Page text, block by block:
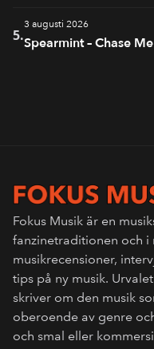
5.
3 augusti 2026
Spearmint – Chase Me
Fokus Musik är en
fanzinetraditionen och i
musikrecensioner,
tips på ny musik.
skriver om den musik
oberoende av genre
och smal eller